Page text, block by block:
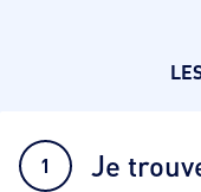
1 Je